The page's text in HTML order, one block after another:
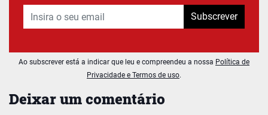
Deixar um comentário
Subscrever
Ao subscrever está a indicar que leu e compreendeu a nossa Política de
Privacidade e Termos de uso.